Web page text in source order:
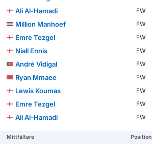
Ali Al-Hamadi
FW
Million Manhoef
FW
Emre Tezgel
FW
Niall Ennis
FW
André Vidigal
FW
Ryan Mmaee
FW
Lewis Koumas
FW
Emre Tezgel
FW
Ali Al-Hamadi
FW
Mittfältare Position